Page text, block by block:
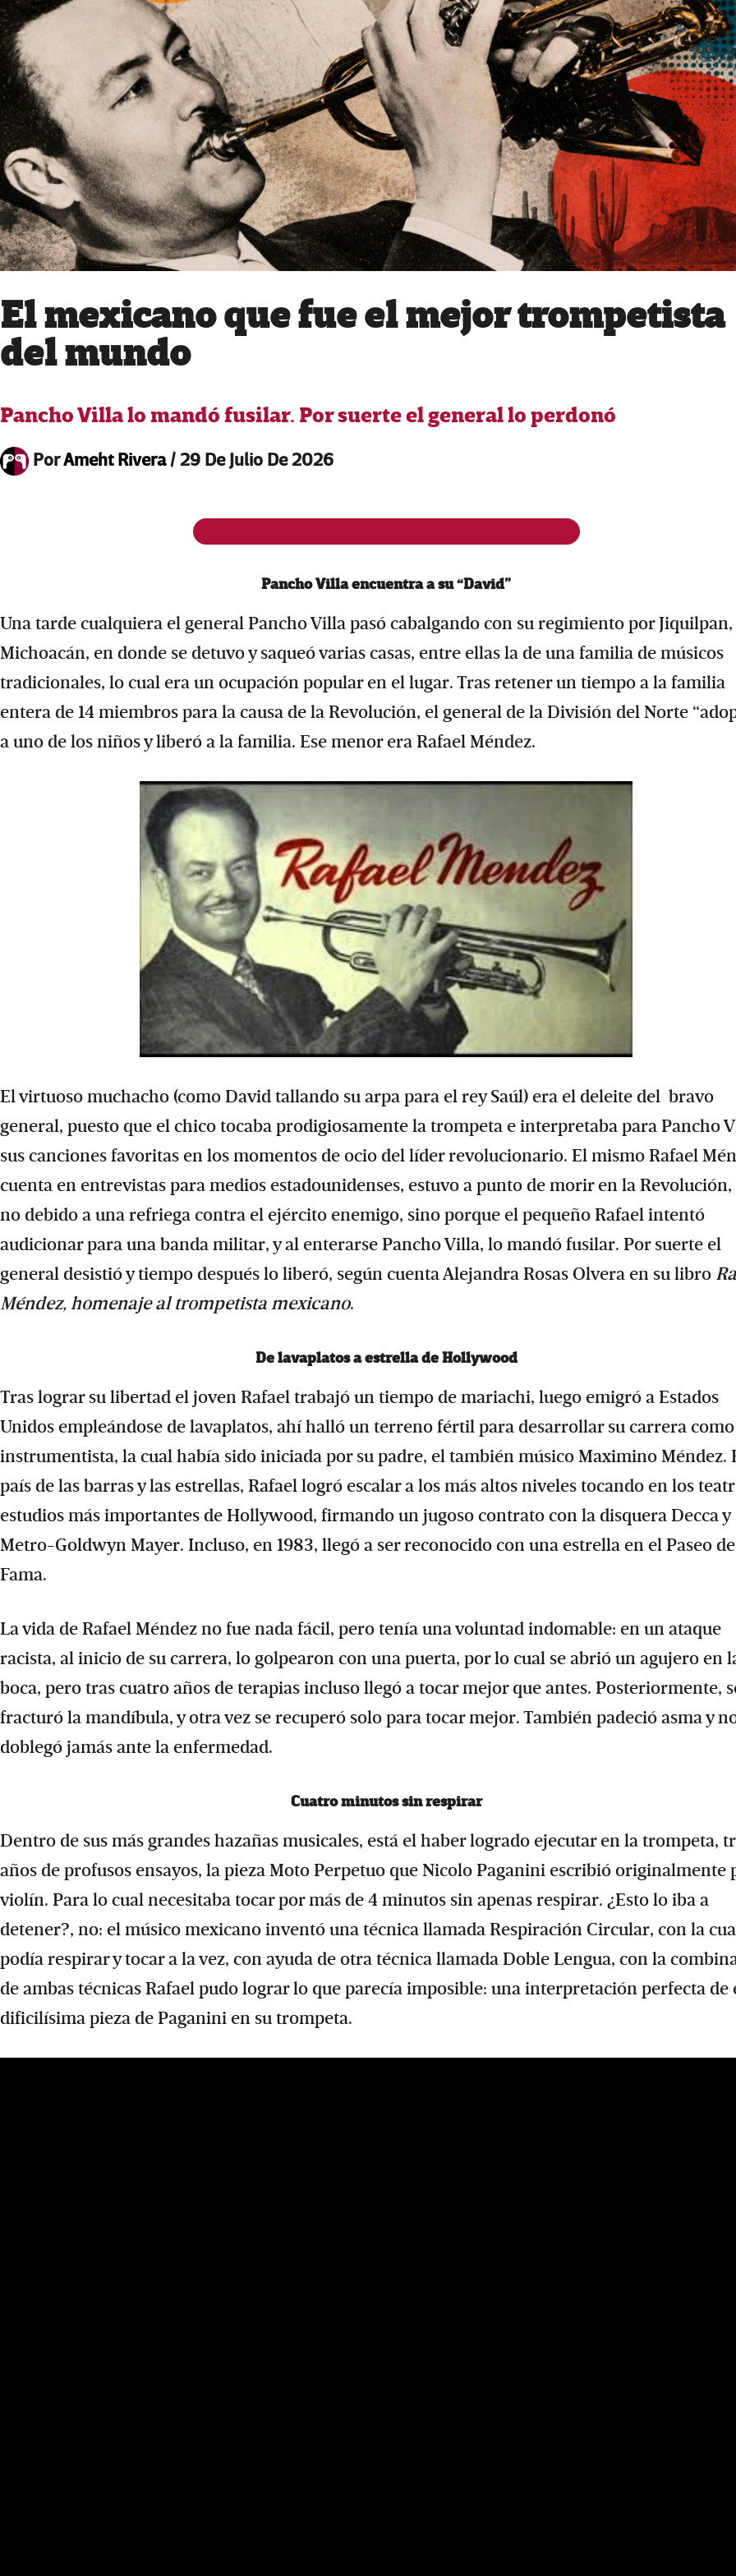
El mexicano que fue el mejor trompetista
del mundo
Pancho Villa lo mandó fusilar. Por suerte el general lo perdonó
PorAmeht Rivera/ 29 De Julio De 2026
Pancho Villa encuentra a su “David”
Una tarde cualquiera el general Pancho Villa pasó cabalgando con su regimiento por Jiquilpan,
Michoacán, en donde se detuvo y saqueó varias casas, entre ellas la de una familia de músicos
tradicionales, lo cual era un ocupación popular en el lugar. Tras retener un tiempo a la familia
entera de 14 miembros para la causa de la Revolución, el general de la División del Norte
a uno de los niños y liberó a la familia. Ese menor era Rafael Méndez.
El virtuoso muchacho (como David tallando su arpa para el rey Saúl) era el deleite del bravo
general, puesto que el chico tocaba prodigiosamente la trompeta e interpretaba para Pancho
sus canciones favoritas en los momentos de ocio del líder revolucionario. El mismo Rafael
cuenta en entrevistas para medios estadounidenses, estuvo a punto de morir en la
no debido a una refriega contra el ejército enemigo, sino porque el pequeño Rafael intentó
audicionar para una banda militar, y al enterarse Pancho Villa, lo mandó fusilar. Por suerte el
general desistió y tiempo después lo liberó, según cuenta Alejandra Rosas Olvera en su libro
Méndez, homenaje al trompetista mexicano.
De lavaplatos a estrella de Hollywood
Tras lograr su libertad el joven Rafael trabajó un tiempo de mariachi, luego emigró a Estados
Unidos empleándose de lavaplatos, ahí halló un terreno fértil para desarrollar su carrera como
instrumentista, la cual había sido iniciada por su padre, el también músico Maximino Méndez.
país de las barras y las estrellas, Rafael logró escalar a los más altos niveles tocando en los
estudios más importantes de Hollywood, firmando un jugoso contrato con la disquera Decca y
Metro-Goldwyn Mayer. Incluso, en 1983, llegó a ser reconocido con una estrella en el Paseo
Fama.
La vida de Rafael Méndez no fue nada fácil, pero tenía una voluntad indomable: en un ataque
racista, al inicio de su carrera, lo golpearon con una puerta, por lo cual se abrió un agujero en
boca, pero tras cuatro años de terapias incluso llegó a tocar mejor que antes. Posteriormente,
fracturó la mandíbula, y otra vez se recuperó solo para tocar mejor. También padeció asma y
doblegó jamás ante la enfermedad.
Cuatro minutos sin respirar
Dentro de sus más grandes hazañas musicales, está el haber logrado ejecutar en la trompeta,
años de profusos ensayos, la pieza Moto Perpetuo que Nicolo Paganini escribió originalmente
violín. Para lo cual necesitaba tocar por más de 4 minutos sin apenas respirar. ¿Esto lo iba a
detener?, no: el músico mexicano inventó una técnica llamada Respiración Circular, con la
podía respirar y tocar a la vez, con ayuda de otra técnica llamada Doble Lengua, con la
de ambas técnicas Rafael pudo lograr lo que parecía imposible: una interpretación perfecta de
dificilísima pieza de Paganini en su trompeta.